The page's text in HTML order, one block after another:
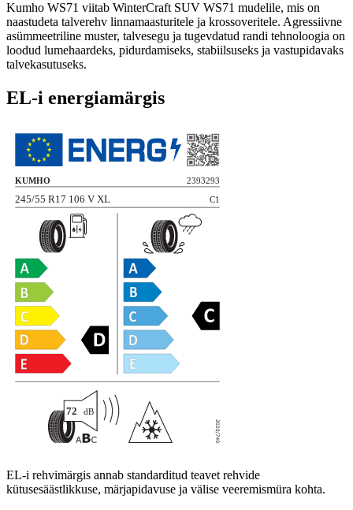
Kumho WS71 viitab WinterCraft SUV WS71 mudelile, mis on
naastudeta talverehv linnamaasturitele ja krossoveritele. Agressiivne
asümmeetriline muster, talvesegu ja tugevdatud randi tehnoloogia on
loodud lumehaardeks, pidurdamiseks, stabiilsuseks ja vastupidavaks
talvekasutuseks.
EL-i energiamärgis
EL-i rehvimärgis annab standarditud teavet rehvide
kütusesäästlikkuse, märjapidavuse ja välise veeremismüra kohta.